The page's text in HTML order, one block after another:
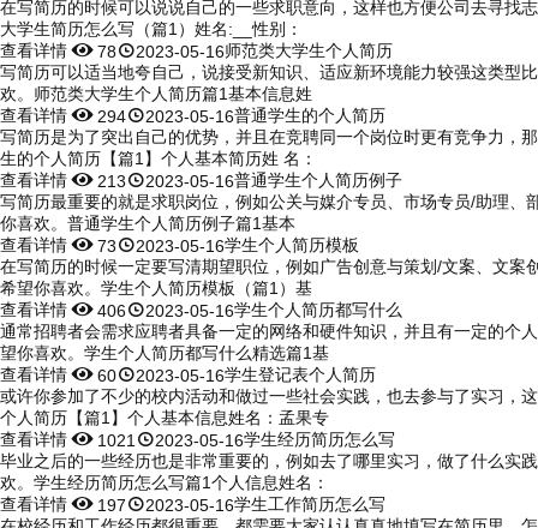
在写简历的时候可以说说自己的一些求职意向，这样也方便公司去寻找
大学生简历怎么写（篇1）姓名:__性别：
查看详情782023-05-16师范类大学生个人简历
写简历可以适当地夸自己，说接受新知识、适应新环境能力较强这类型
欢。师范类大学生个人简历篇1基本信息姓
查看详情 2942023-05-16普通学生的个人简历
写简历是为了突出自己的优势，并且在竞聘同一个岗位时更有竞争力，
生的个人简历【篇1】个人基本简历姓 名：
查看详情 2132023-05-16普通学生个人简历例子
写简历最重要的就是求职岗位，例如公关与媒介专员、市场专员/助理
你喜欢。普通学生个人简历例子篇1基本
查看详情732023-05-16学生个人简历模板
在写简历的时候一定要写清期望职位，例如广告创意与策划/文案、文
希望你喜欢。学生个人简历模板（篇1）基
查看详情4062023-05-16学生个人简历都写什么
通常招聘者会需求应聘者具备一定的网络和硬件知识，并且有一定的个
望你喜欢。学生个人简历都写什么精选篇1基
查看详情602023-05-16学生登记表个人简历
或许你参加了不少的校内活动和做过一些社会实践，也去参与了实习，
个人简历【篇1】个人基本信息姓名：孟果专
查看详情 1021 2023-05-16学生经历简历怎么写
毕业之后的一些经历也是非常重要的，例如去了哪里实习，做了什么实
欢。学生经历简历怎么写篇1个人信息姓名：
查看详情 1972023-05-16学生工作简历怎么写